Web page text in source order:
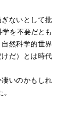
ように，伝統
てきた分野同
「実験」のや
ゆえにそう簡
われることな
双方に要求さ
法が発見し理
ぎないとして批
を不要だとも
然科学的世界
だ）とは時代
いのかもしれ